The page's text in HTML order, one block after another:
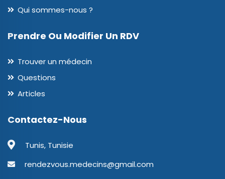
Qui sommes-nous ?
Prendre Ou Modifier Un RDV
Trouver un médecin
Questions
Articles
Contactez-Nous
Tunis, Tunisie
rendezvous.medecins@gmail.com